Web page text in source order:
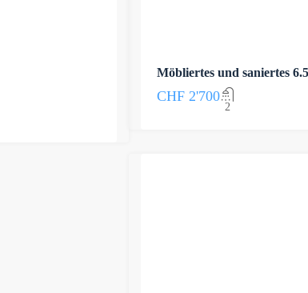
Möbliertes und saniertes
CHF 2'700
2